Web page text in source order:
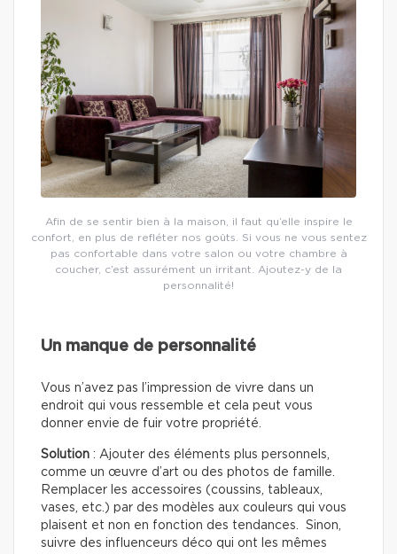
Afin de se sentir bien à la maison, il faut qu’elle inspire le
confort, en plus de refléter nos goûts. Si vous ne vous sentez
pas confortable dans votre salon ou votre chambre à
coucher, c’est assurément un irritant. Ajoutez-y de la
personnalité!
Un manque de personnalité
Vous n’avez pas l’impression de vivre dans un
endroit qui vous ressemble et cela peut vous
donner envie de fuir votre propriété.
Solution : Ajouter des éléments plus personnels,
comme un œuvre d’art ou des photos de famille.
Remplacer les accessoires (coussins, tableaux,
vases, etc.) par des modèles aux couleurs qui vous
plaisent et non en fonction des tendances. Sinon,
suivre des influenceurs déco qui ont les mêmes